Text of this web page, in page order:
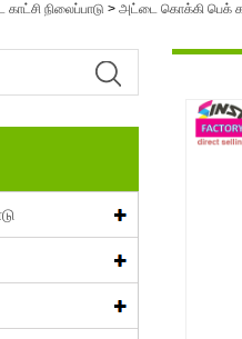
நிலைப்பாடு > அட்டை கொக்கி பெக்